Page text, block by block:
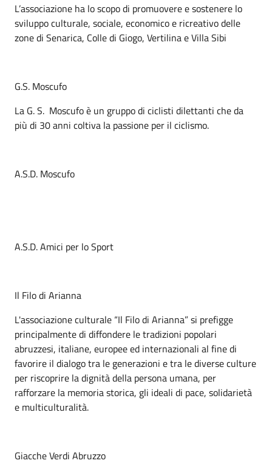
L’associazione ha lo scopo di promuovere e sostenere lo
sviluppo culturale, sociale, economico e ricreativo delle
zone di Senarica, Colle di Giogo, Vertilina e Villa Sibi
G.S. Moscufo
La G. S. Moscufo è un gruppo di ciclisti dilettanti che da
più di 30 anni coltiva la passione per il ciclismo.
A.S.D. Moscufo
A.S.D. Amici per lo Sport
Il Filo di Arianna
L'associazione culturale “Il Filo di Arianna” si prefigge
principalmente di diffondere le tradizioni popolari
abruzzesi, italiane, europee ed internazionali al fine di
favorire il dialogo tra le generazioni e tra le diverse culture
per riscoprire la dignità della persona umana, per
rafforzare la memoria storica, gli ideali di pace, solidarietà
e multiculturalità.
Giacche Verdi Abruzzo